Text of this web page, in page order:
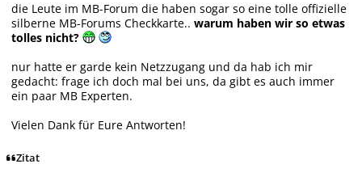
die Leute im MB-Forum die haben sogar so eine tolle offizielle
silberne MB-Forums Checkkarte.. warum haben wir so etwas
tolles nicht?
nur hatte er garde kein Netzzugang und da hab ich mir
gedacht: frage ich doch mal bei uns, da gibt es auch immer
ein paar MB Experten.
Vielen Dank für Eure Antworten!
Zitat